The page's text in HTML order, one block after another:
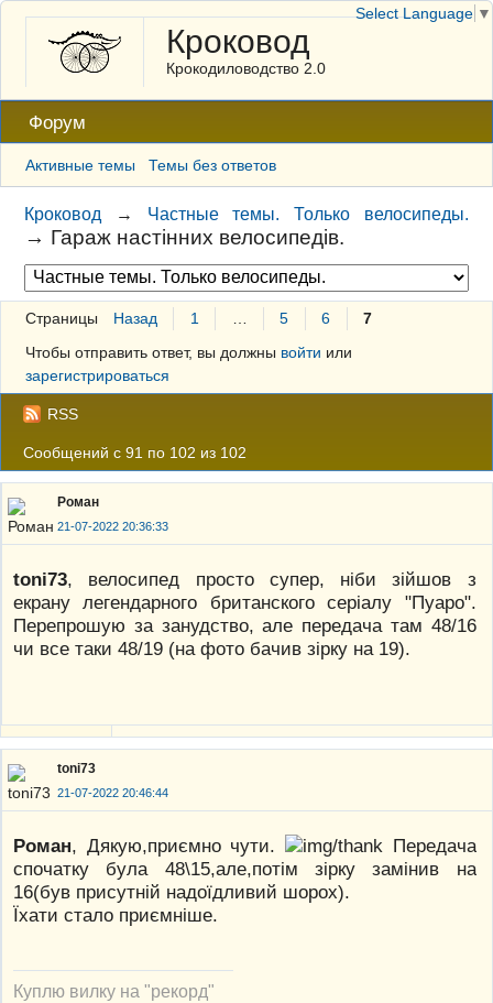
Кроковод
Крокодиловодство 2.0
Форум
Активные темы Темы без ответов
Кроковод → Частные темы. Только велосипеды.
→ Гараж настінних велосипедів.
Страницы Назад 1 5 6
7
Чтобы отправить ответ, вы должны войти или
зарегистрироваться
RSS
Сообщений с 91 по 102 из 102
Роман
21-07-2022 20:36:33
toni73, велосипед просто супер, нiби зiйшов з
екрану легендарного британского серiалу "Пуаро".
Перепрошую за занудство, але передача там 48/16
чи все таки 48/19 (на фото бачив зiрку на 19).
toni73
21-07-2022 20:46:44
Роман, Дякую,приємно чути.
Передача
спочатку була 48\15,але,потім зірку замінив на
16(був присутній надоїдливий шорох).
Їхати стало приємніше.
Куплю вилку на "рекорд"
Select Language ▼